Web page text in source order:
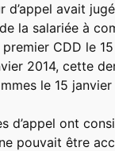
d’appel avait
la salariée à
CDD le
2014, cette
le 15 janvier
d’appel ont
pouvait être